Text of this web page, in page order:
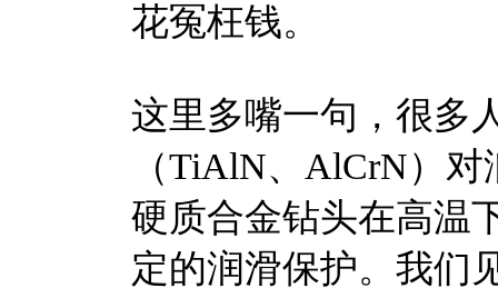
花冤枉钱。
这里多嘴一句，很多
（TiAlN、AlCrN）
硬质合金钻头在高温
定的润滑保护。我们